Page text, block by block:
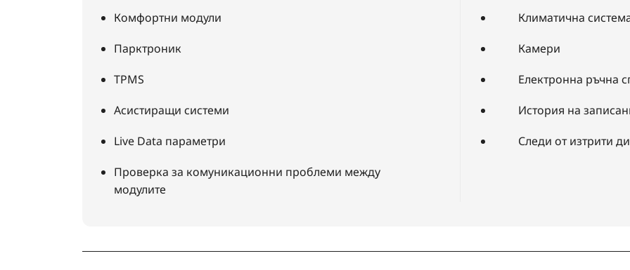
Комфортни модули
Климатична
Парктроник
Камери
TPMS
Електронна ръчна
Асистиращи системи
История на
Live Data параметри
Следи от изтрити
Проверка за комуникационни проблеми между
модулите